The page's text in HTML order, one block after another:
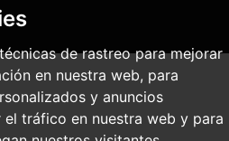
de rastreo para mejorar
en nuestra web, para
y anuncios
el tráfico en nuestra web y para